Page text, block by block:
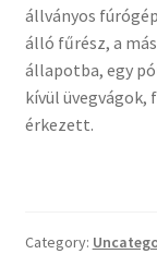
Tiffany ízelítő
Üvegvágás
állványos
álló fűrész, a
állapotba, egy
kívül üvegvágok,
érkezett.
Category: